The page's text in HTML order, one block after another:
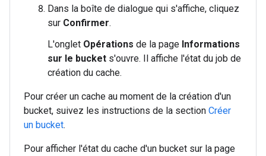
Dans la boîte de dialogue qui s'affiche, cliquez
sur Confirmer.
L'onglet Opérations de la page Informations
sur le bucket s'ouvre. Il affiche l'état du job de
création du cache.
Pour créer un cache au moment de la création d'un
bucket, suivez les instructions de la section Créer
un bucket.
Pour afficher l'état du cache d'un bucket sur la page